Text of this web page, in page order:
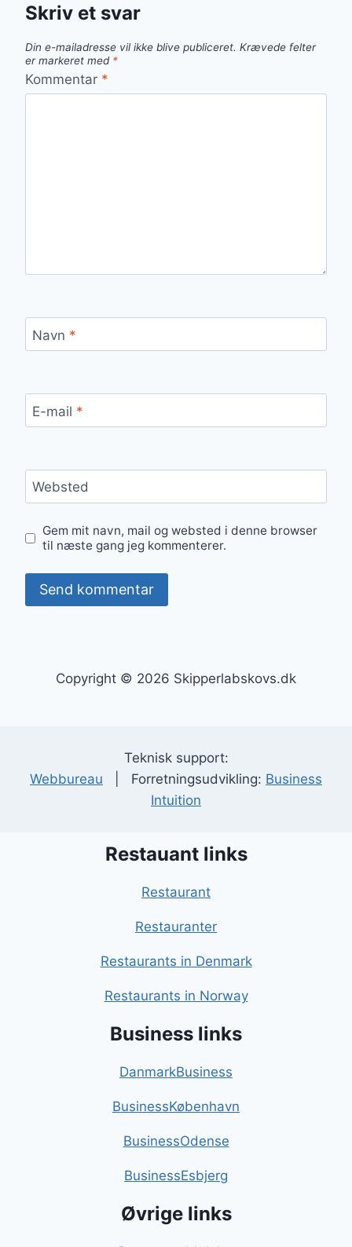
Skriv et svar
Din e-mailadresse vil ikke blive publiceret. Krævede felter
er markeret med *
Kommentar *
Navn *
E-mail *
Websted
Gem mit navn, mail og websted i denne browser
til næste gang jeg kommenterer.
Copyright © 2026 Skipperlabskovs.dk
Teknisk support:
Webbureau | Forretningsudvikling: Business
Intuition
Restauant links
Restaurant
Restauranter
Restaurants in Denmark
Restaurants in Norway
Business links
DanmarkBusiness
BusinessKøbenhavn
BusinessOdense
BusinessEsbjerg
Øvrige links